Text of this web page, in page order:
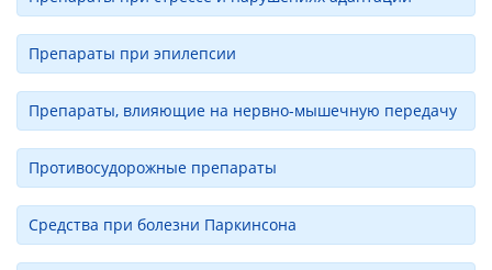
Препараты при эпилепсии
Препараты, влияющие на нервно-мышечную передачу
Противосудорожные препараты
Средства при болезни Паркинсона